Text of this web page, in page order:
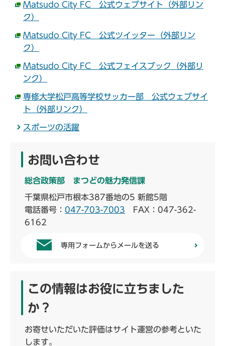
Matsudo City FC 公式ウェブサイト（外部リン
ク）
Matsudo City FC 公式ツイッター（外部リン
ク）
Matsudo City FC 公式フェイスブック（外部リ
ンク）
専修大学松戸高等学校サッカー部 公式ウェブサイ
ト（外部リンク）
スポーツの活躍
お問い合わせ
総合政策部 まつどの魅力発信課
千葉県松戸市根本387番地の5 新館5階
電話番号： 047-703-7003 FAX：047-362-
6162
専用フォームからメールを送る
この情報はお役に立ちました
か？
お寄せいただいた評価はサイト運営の参考といた
します。